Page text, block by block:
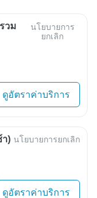
วม
นโยบายการ
ยกเลิก
ดูอัตราค่าบริการ
า) นโยบายการยกเลิก
ดูอัตราค่าบริการ